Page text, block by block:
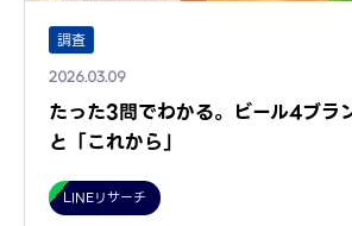
調査
2026.03.09
たった3問でわかる。ビール4ブラ
と「これから」
LINEリサーチ